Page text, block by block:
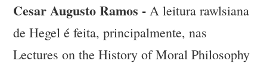
Cesar Augusto Ramos - A leitura rawlsiana
de Hegel é feita, principalmente, nas
Lectures on the History of Moral Philosophy